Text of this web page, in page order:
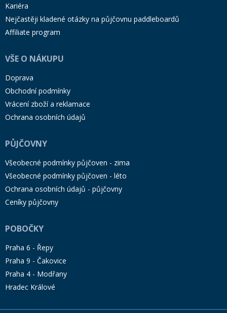
Kariéra
Nejčastěji kladené otázky na půjčovnu paddleboardů
Affiliate program
VŠE O NÁKUPU
Doprava
Obchodní podmínky
Vrácení zboží a reklamace
Ochrana osobních údajů
PŮJČOVNY
Všeobecné podmínky půjčoven - zima
Všeobecné podmínky půjčoven - léto
Ochrana osobních údajů - půjčovny
Ceníky půjčovny
POBOČKY
Praha 6 - Řepy
Praha 9 - Čakovice
Praha 4 - Modřany
Hradec Králové